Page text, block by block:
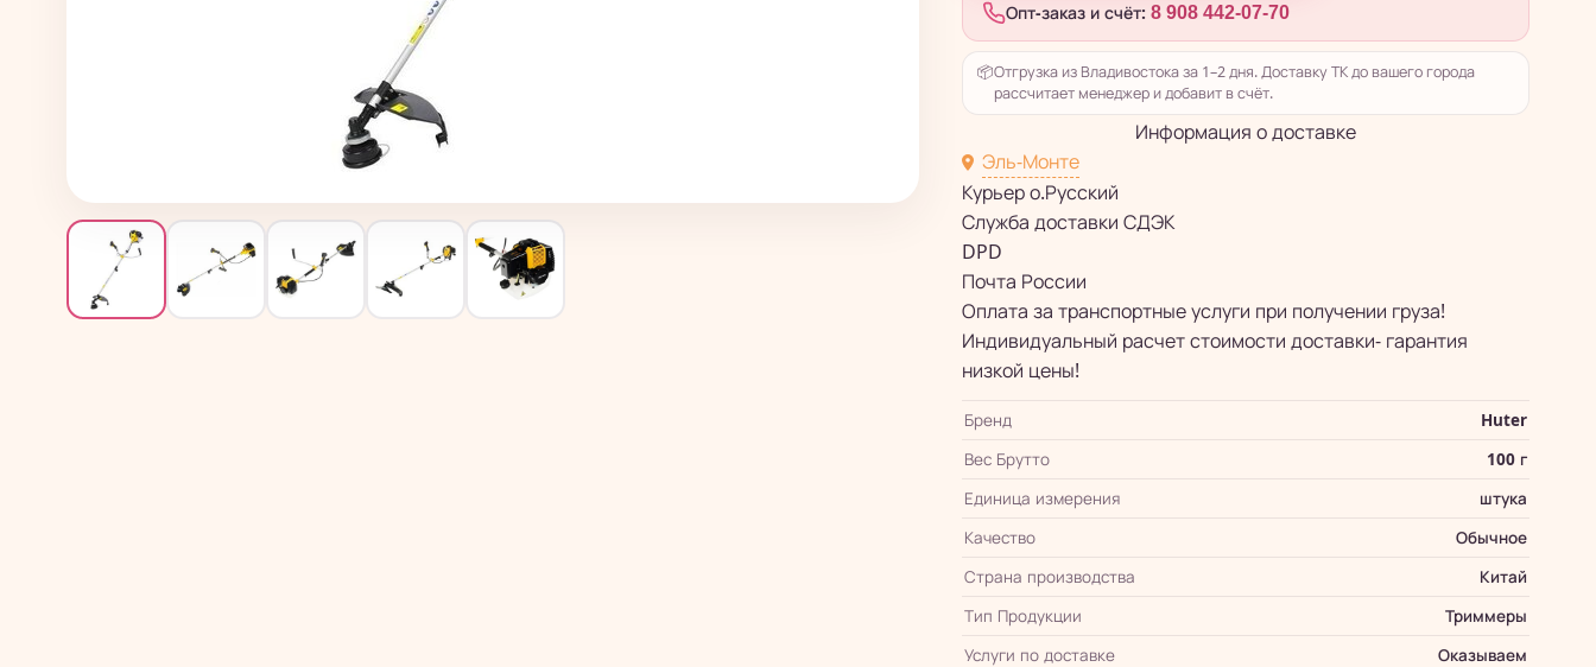
Опт-заказ и счёт: 8 908 442-07-70
📦Отгрузка из Владивостока за 1–2 дня. Доставку ТК до вашего города
рассчитает менеджер и добавит в счёт.
Информация о доставке
Эль-Монте
Курьер о.Русский
Служба доставки СДЭК
DPD
Почта России
Оплата за транспортные услуги при получении груза!
Индивидуальный расчет стоимости доставки- гарантия
низкой цены!
Бренд
Huter
Вес Брутто
100 г
Единица измерения
штука
Качество
Обычное
Страна производства
Китай
Тип Продукции
Триммеры
Услуги по доставке
Оказываем